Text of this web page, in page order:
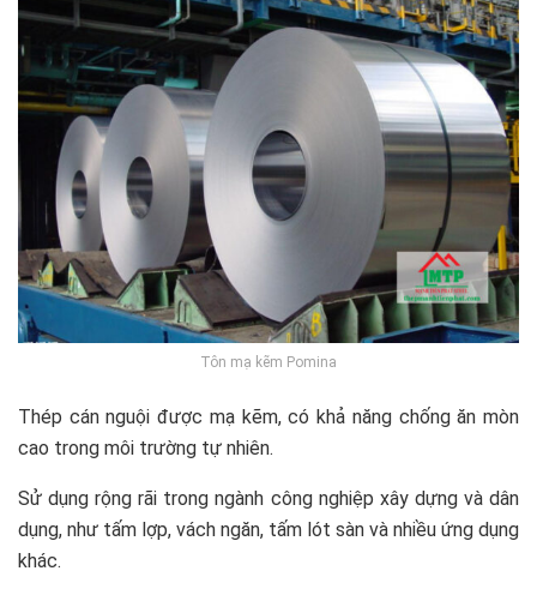
Tôn mạ kẽm Pomina
Thép cán nguội được mạ kẽm, có khả năng chống ăn mòn
cao trong môi trường tự nhiên.
Sử dụng rộng rãi trong ngành công nghiệp xây dựng và dân
dụng, như tấm lợp, vách ngăn, tấm lót sàn và nhiều ứng dụng
khác.